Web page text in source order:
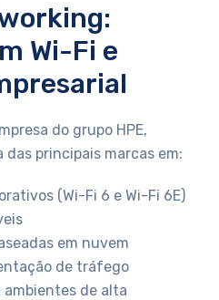
Wi-Fi e
do grupo HPE,
principais marcas em:
(Wi-Fi 6 e Wi-Fi 6E)
em nuvem
de tráfego
de alta